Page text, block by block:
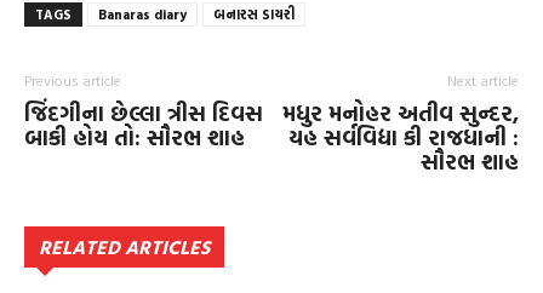
TAGS Banaras diary બનારસ ડાયરી
Previous article
જિંદગીના છેલ્લા ત્રીસ દિવસ
બાકી હોય તો: સૌરભ શાહ
Next article
મધુર મનોહર અતીવ સુન્દર,
યહ સર્વવિદ્યા કી રાજધાની :
સૌરભ શાહ
RELATED ARTICLES